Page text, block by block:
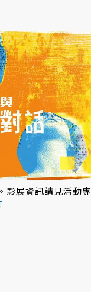
影展資訊請見活動專